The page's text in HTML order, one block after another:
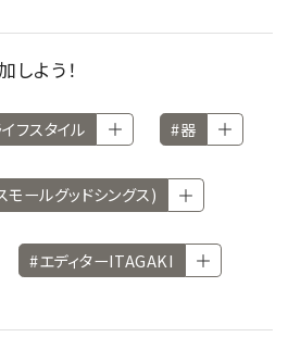
よう！
フスタイル #器
ールグッドシングス)
#エディターITAGAKI